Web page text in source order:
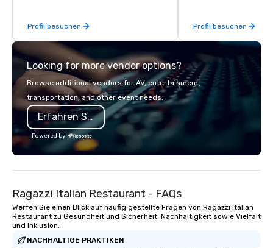
Profil besuchen
Robot Racing! We
large groups
300 people, Robot
up to 500 people,
200 people, and
Profil besuchen
Looking for more vendor options?
Browse additional vendors for AV, entertainment,
transportation, and other event needs.
Erfahren Sie mehr
Powered by
Ragazzi Italian Restaurant - FAQs
Werfen Sie einen Blick auf häufig gestellte Fragen von Ragazzi Italian
Restaurant zu Gesundheit und Sicherheit, Nachhaltigkeit sowie Vielfalt
und Inklusion.
NACHHALTIGE PRAKTIKEN